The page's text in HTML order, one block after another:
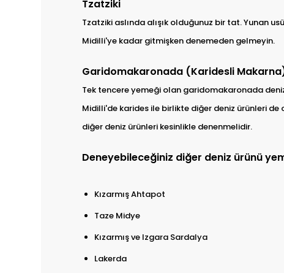
Tzatziki
Tzatziki aslında alışık olduğunuz bir tat. Yunan
Midilli'ye kadar gitmişken denemeden gelmeyin.
Garidomakaronada (Karidesli
Tek tencere yemeği olan garidomakaronada
Midilli'de karides ile birlikte diğer deniz ürünleri
diğer deniz ürünleri kesinlikle denenmelidir.
Deneyebileceğiniz diğer deniz ürünü
Kızarmış Ahtapot
Taze Midye
Kızarmış ve Izgara Sardalya
Lakerda